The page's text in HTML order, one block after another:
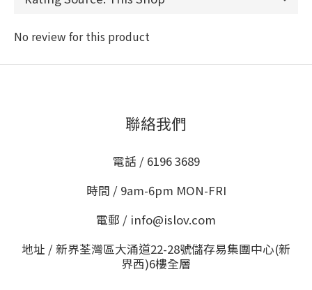
No review for this product
聯絡我們
電話 / 6196 3689
時間 / 9am-6pm MON-FRI
電郵 / info@islov.com
地址 / 新界荃灣區大涌道22-28號儲存易集團中心(新
界西)6樓全層